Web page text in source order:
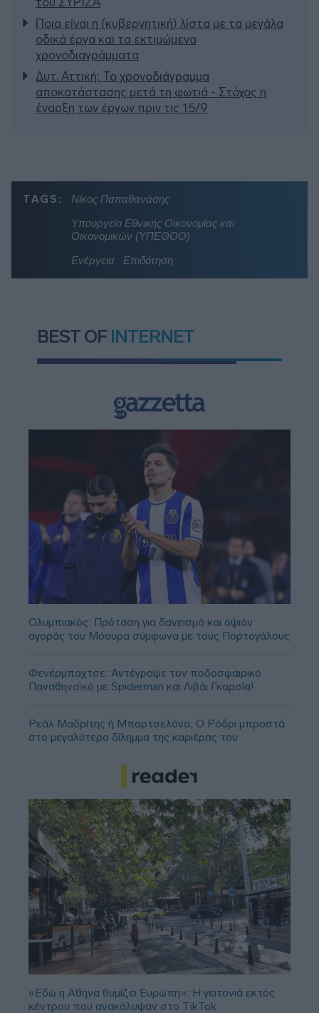
Ποια είναι η (κυβερνητική) λίστα με τα μεγάλα
οδικά έργα και τα εκτιμώμενα
χρονοδιαγράμματα
Δυτ. Αττική: Το χρονοδιάγραμμα
αποκατάστασης μετά τη φωτιά - Στόχος η
έναρξη των έργων πριν τις 15/9
TAGS:
Νίκος Παπαθανάσης
Υπουργείο Εθνικής Οικονομίας και
Οικονομικών (ΥΠΕΘΟΟ)
Ενέργεια
Επιδότηση
BEST OF INTERNET
Ολυμπιακός: Πρόταση για δανεισμό και οψιόν
αγοράς του Μόουρα σύμφωνα με τους Πορτογάλους
Φενέρμπαχτσε: Αντέγραψε τον ποδοσφαιρικό
Παναθηναϊκό με Spiderman και Λιβάι Γκαρσία!
Ρεάλ Μαδρίτης ή Μπαρτσελόνα; Ο Ρόδρι μπροστά
στο μεγαλύτερο δίλημμα της καριέρας του
«Εδώ η Αθήνα θυμίζει Ευρώπη»: H γειτονιά εκτός
κέντρου που ανακάλυψαν στο TikTok